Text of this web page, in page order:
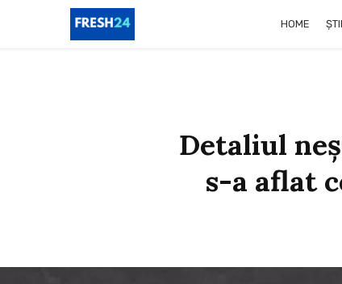
HOME
Detaliul
s-a aflat